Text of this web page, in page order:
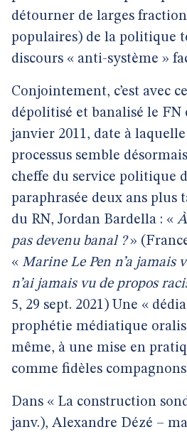
détourner de larges
populaires) de la politique
discours « anti-système »
Conjointement, c’est avec
dépolitisé et banalisé le
janvier 2011, date à
processus semble
cheffe du service politique
paraphrasée deux ans plus
du RN, Jordan Bardella : «
pas devenu banal ?»
« Marine Le Pen n’a
n’ai jamais vu de propos
5, 29 sept. 2021) Une «
prophétie médiatique
même, à une mise en
comme fidèles
Dans « La construction
janv.), Alexandre Dézé –